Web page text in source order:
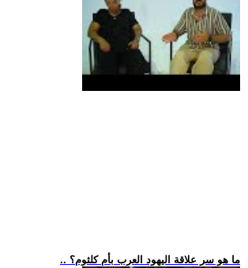
.. ما هو سر علاقة اليهود العرب بأم كلثوم؟